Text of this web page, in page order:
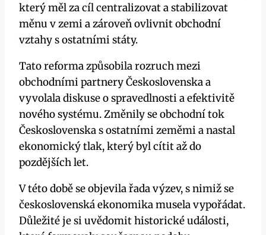
který měl za cíl centralizovat a stabilizovat
měnu v zemi a zároveň ovlivnit obchodní
vztahy s ostatními státy.
Tato reforma způsobila rozruch mezi
obchodními partnery Československa a
vyvolala diskuse o spravedlnosti a efektivitě
nového systému. Změnily se obchodní tok
Československa s ostatními zeměmi a nastal
ekonomický tlak, který byl cítit až do
pozdějších let.
V této době se objevila řada výzev, s nimiž se
československá ekonomika musela vypořádat.
Důležité je si uvědomit historické události,